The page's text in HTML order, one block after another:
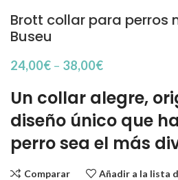
Brott collar para perros
Buseu
24,00€ – 38,00€
Un collar alegre,
diseño único que
perro sea el más
Comparar Añadir a la lista